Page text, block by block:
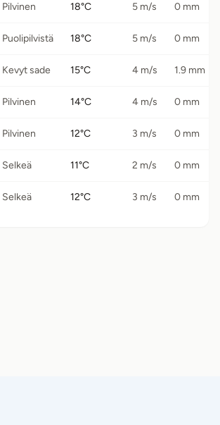
Pilvinen 18°C 5 m/s 0 mm
Puolipilvistä 18°C 5 m/s 0 mm
Kevyt sade 15°C 4 m/s 1.9 mm
Pilvinen 14°C 4 m/s 0 mm
Pilvinen 12°C 3 m/s 0 mm
Selkeä 11°C 2 m/s 0 mm
Selkeä 12°C 3 m/s 0 mm